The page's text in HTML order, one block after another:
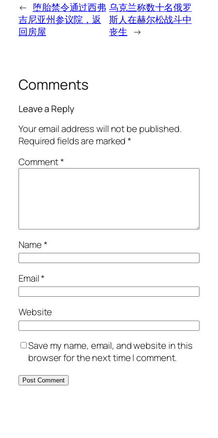
← 堕胎禁令通过西弗
吉尼亚州参议院，返
回房屋
乌克兰称数十名俄罗
斯人在赫尔松战斗中
丧生 →
Comments
Leave a Reply
Your email address will not be published.
Required fields are marked*
Comment*
Name*
Email*
Website
Save my name, email, and website in this
browser for the next time I comment.